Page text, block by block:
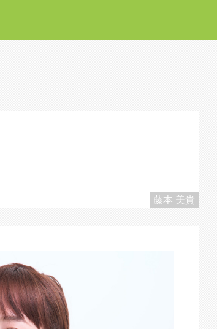
藤本 美貴